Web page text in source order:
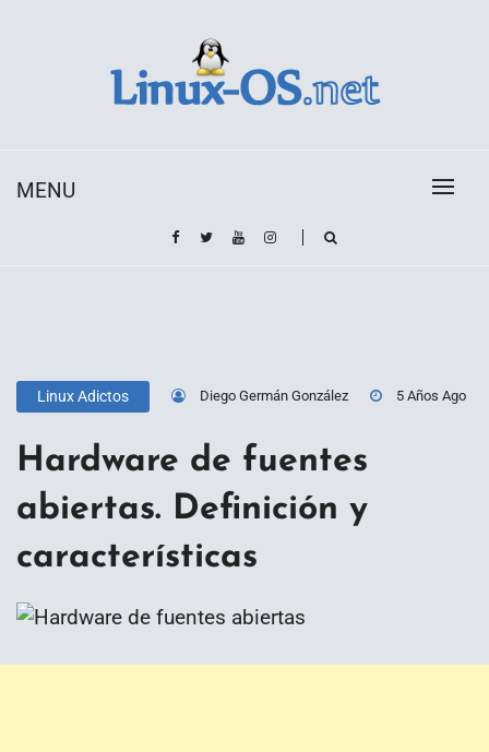
MENU
Linux Adictos Diego Germán González 5 Años Ago
Hardware de fuentes
abiertas. Definición y
características